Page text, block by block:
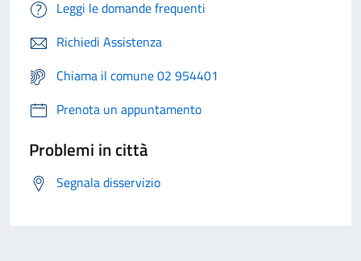
Leggi le domande frequenti
Richiedi Assistenza
Chiama il comune 02 954401
Prenota un appuntamento
Problemi in città
Segnala disservizio